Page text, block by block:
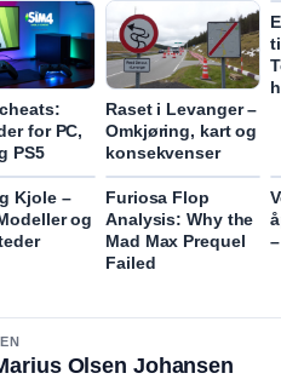
for PC,
PS5
Raset i Levanger –
Omkjøring, kart og
konsekvenser
Kjole –
og
Furiosa Flop
Analysis: Why the
Mad Max Prequel
Failed
Olsen Johansen